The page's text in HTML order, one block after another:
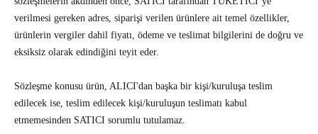
verilmesi gereken adres, siparişi verilen ürünlere ait temel özellikler,
ürünlerin vergiler dahil fiyatı, ödeme ve teslimat bilgilerini de doğru ve
eksiksiz olarak edindiğini teyit eder.
Sözleşme konusu ürün, ALICI'dan başka bir kişi/kuruluşa teslim
edilecek ise, teslim edilecek kişi/kuruluşun teslimatı kabul
etmemesinden SATICI sorumlu tutulamaz.